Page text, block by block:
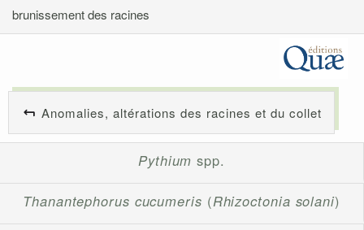
brunissement des racines
Anomalies, altérations des racines et du collet
Pythium spp.
Thanantephorus cucumeris (Rhizoctonia solani)